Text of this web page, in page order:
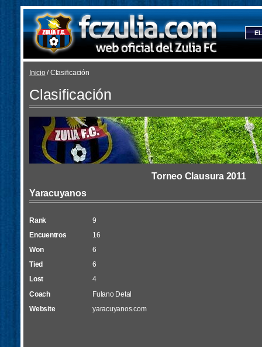
Inicio/ Clasificación
Clasificación
Torneo Clausura 2011
Yaracuyanos
Rank
9
Encuentros
16
Won
6
Tied
6
Lost
4
Coach
Fulano Detal
Website
yaracuyanos.com